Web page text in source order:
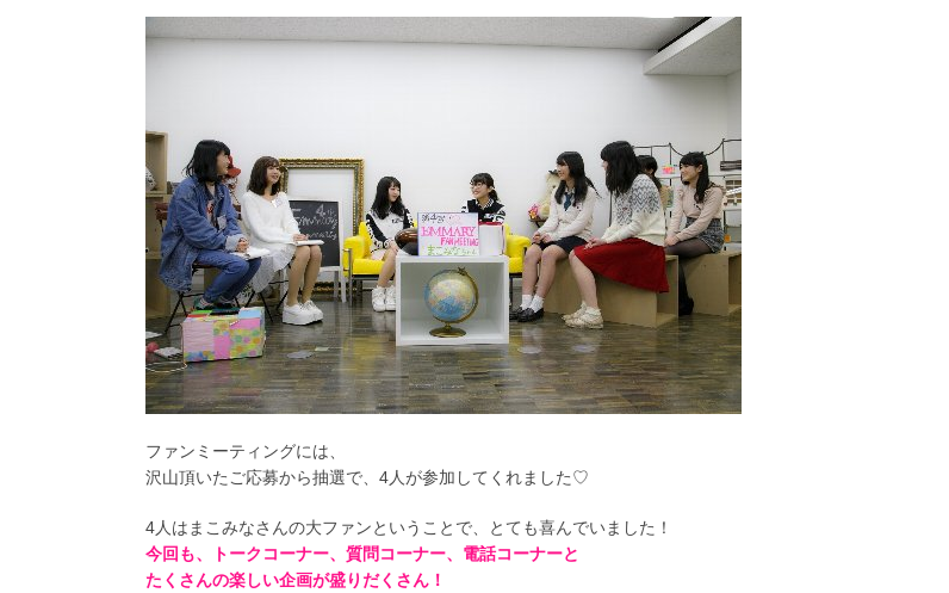
ファンミーティングには、
沢山頂いたご応募から抽選で、4人が参加してくれました♡
4人はまこみなさんの大ファンということで、とても喜んでいました！
今回も、トークコーナー、質問コーナー、電話コーナーと
たくさんの楽しい企画が盛りだくさん！